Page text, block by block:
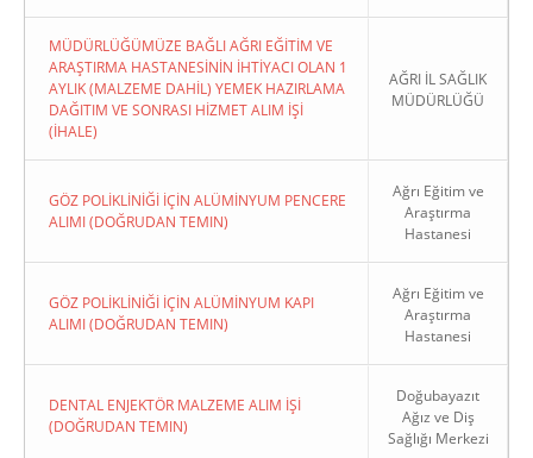
MÜDÜRLÜĞÜMÜZE BAĞLI AĞRI EĞİTİM VE
ARAŞTIRMA HASTANESİNİN İHTİYACI OLAN 1
AYLIK (MALZEME DAHİL) YEMEK HAZIRLAMA
DAĞITIM VE SONRASI HİZMET ALIM İŞİ
(İHALE)
AĞRI İL SAĞLIK
MÜDÜRLÜĞÜ
GÖZ POLİKLİNİĞİ İÇİN ALÜMİNYUM PENCERE
ALIMI (DOĞRUDAN TEMIN)
Ağrı Eğitim ve
Araştırma
Hastanesi
GÖZ POLİKLİNİĞİ İÇİN ALÜMİNYUM KAPI
ALIMI (DOĞRUDAN TEMIN)
Ağrı Eğitim ve
Araştırma
Hastanesi
DENTAL ENJEKTÖR MALZEME ALIM İŞİ
(DOĞRUDAN TEMIN)
Doğubayazıt
Ağız ve Diş
Sağlığı Merkezi